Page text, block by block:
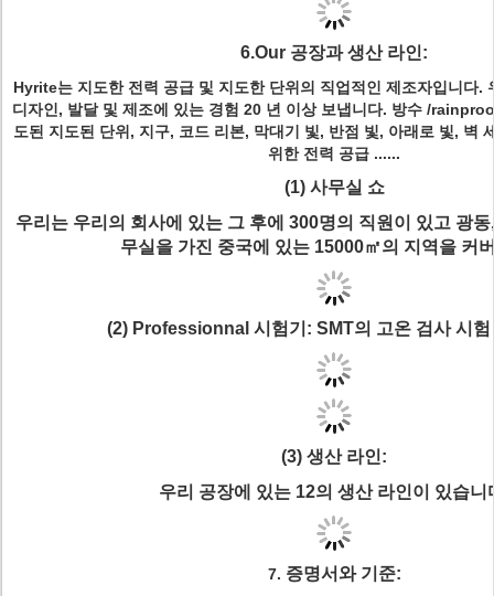
6.Our 공장과 생산 라인:
Hyrite는 지도한 전력 공급 및 지도한 단위의 직업적인 제조자입니다.
디자인, 발달 및 제조에 있는 경험 20 년 이상 보냅니다. 방수 /
도된 지도된 단위, 지구, 코드 리본, 막대기 빛, 반점 빛, 아래로 빛, 벽
위한 전력 공급 ......
(1) 사무실 쇼
우리는 우리의 회사에 있는 그 후에 300명의 직원이 있고 광
무실을 가진 중국에 있는 15000㎡의 지역을 커
(2) Professionnal 시험기: SMT의 고온 검사 시험
(3) 생산 라인:
우리 공장에 있는 12의 생산 라인이 있습니
7. 증명서와 기준: